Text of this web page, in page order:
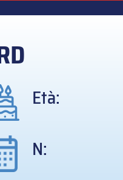
Età:
N: